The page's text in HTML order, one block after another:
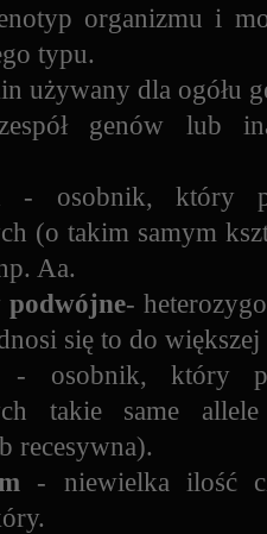
organizmu i
typu.
używany dla ogółu
genów lub
- osobnik, który
(o takim samym
Aa.
podwójne-
się to do
- osobnik, który
takie same
recesywna).
- niewielka ilość